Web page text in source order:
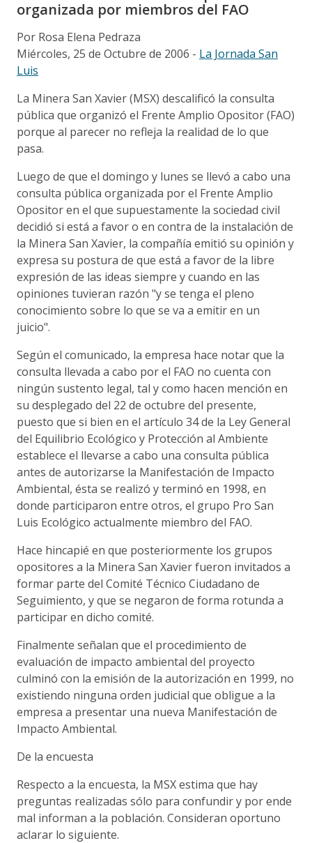
organizada por miembros del FAO
Por Rosa Elena Pedraza
Miércoles, 25 de Octubre de 2006 - La Jornada San
Luis
La Minera San Xavier (MSX) descalificó la consulta
pública que organizó el Frente Amplio Opositor (FAO)
porque al parecer no refleja la realidad de lo que
pasa.
Luego de que el domingo y lunes se llevó a cabo una
consulta pública organizada por el Frente Amplio
Opositor en el que supuestamente la sociedad civil
decidió si está a favor o en contra de la instalación de
la Minera San Xavier, la compañía emitió su opinión y
expresa su postura de que está a favor de la libre
expresión de las ideas siempre y cuando en las
opiniones tuvieran razón "y se tenga el pleno
conocimiento sobre lo que se va a emitir en un
juicio".
Según el comunicado, la empresa hace notar que la
consulta llevada a cabo por el FAO no cuenta con
ningún sustento legal, tal y como hacen mención en
su desplegado del 22 de octubre del presente,
puesto que si bien en el artículo 34 de la Ley General
del Equilibrio Ecológico y Protección al Ambiente
establece el llevarse a cabo una consulta pública
antes de autorizarse la Manifestación de Impacto
Ambiental, ésta se realizó y terminó en 1998, en
donde participaron entre otros, el grupo Pro San
Luis Ecológico actualmente miembro del FAO.
Hace hincapié en que posteriormente los grupos
opositores a la Minera San Xavier fueron invitados a
formar parte del Comité Técnico Ciudadano de
Seguimiento, y que se negaron de forma rotunda a
participar en dicho comité.
Finalmente señalan que el procedimiento de
evaluación de impacto ambiental del proyecto
culminó con la emisión de la autorización en 1999, no
existiendo ninguna orden judicial que obligue a la
empresa a presentar una nueva Manifestación de
Impacto Ambiental.
De la encuesta
Respecto a la encuesta, la MSX estima que hay
preguntas realizadas sólo para confundir y por ende
mal informan a la población. Consideran oportuno
aclarar lo siguiente.